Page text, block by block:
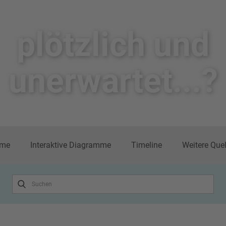
plötzlich un​d
unerwartet...?
Interaktive Diagramme Timeline Weitere